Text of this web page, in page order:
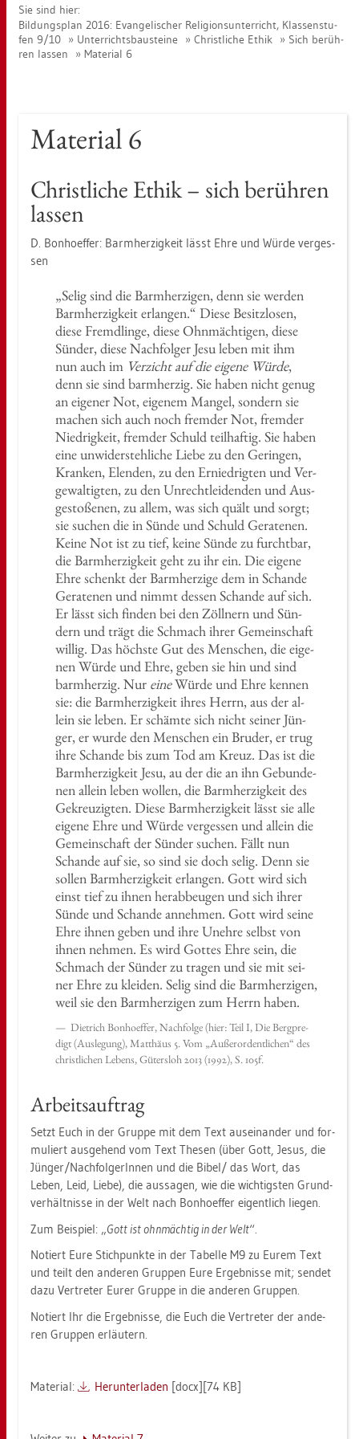
Sie sind hier:
Bil­dungs­plan 2016: Evan­ge­li­scher Re­li­gi­ons­un­ter­richt, Klas­sen­stu­
fen 9/10
Un­ter­richts­bau­stei­ne Christ­li­che Ethik
Sich be­rüh­
ren las­sen
Ma­te­ri­al 6
Ma­te­ri­al 6
Christ­li­che Ethik – sich be­rüh­ren
las­sen
D. Bon­hoef­fer: Barm­her­zig­keit lässt Ehre und Würde ver­ges­
sen
„Selig sind die Barm­her­zi­gen, denn sie wer­den
Barm­her­zig­keit er­lan­gen.“ Diese Be­sitz­lo­sen,
diese Fremd­lin­ge, diese Ohn­mäch­ti­gen, diese
Sün­der, diese Nach­fol­ger Jesu leben mit ihm
nun auch im Ver­zicht auf die ei­ge­ne Würde,
denn sie sind barm­her­zig. Sie haben nicht genug
an ei­ge­ner Not, ei­ge­nem Man­gel, son­dern sie
ma­chen sich auch noch frem­der Not, frem­der
Nied­rig­keit, frem­der Schuld teil­haf­tig. Sie haben
eine un­wi­der­steh­li­che Liebe zu den Ge­rin­gen,
Kran­ken, Elen­den, zu den Er­nied­rig­ten und Ver­
ge­wal­tig­ten, zu den Un­recht­lei­den­den und Aus­
ge­sto­ße­nen, zu allem, was sich quält und sorgt;
sie su­chen die in Sünde und Schuld Ge­ra­te­nen.
Keine Not ist zu tief, keine Sünde zu furcht­bar,
die Barm­her­zig­keit geht zu ihr ein. Die ei­ge­ne
Ehre schenkt der Barm­her­zi­ge dem in Schan­de
Ge­ra­te­nen und nimmt des­sen Schan­de auf sich.
Er lässt sich fin­den bei den Zöll­nern und Sün­
dern und trägt die Schmach ihrer Ge­mein­schaft
wil­lig. Das höchs­te Gut des Men­schen, die ei­ge­
nen Würde und Ehre, geben sie hin und sind
barm­her­zig. Nur eineWürde und Ehre ken­nen
sie: die Barm­her­zig­keit ihres Herrn, aus der al­
lein sie leben. Er schäm­te sich nicht sei­ner Jün­
ger, er wurde den Men­schen ein Bru­der, er trug
ihre Schan­de bis zum Tod am Kreuz. Das ist die
Barm­her­zig­keit Jesu, au der die an ihn Ge­bun­de­
nen al­lein leben wol­len, die Barm­her­zig­keit des
Ge­kreu­zig­ten. Diese Barm­her­zig­keit lässt sie alle
ei­ge­ne Ehre und Würde ver­ges­sen und al­lein die
Ge­mein­schaft der Sün­der su­chen. Fällt nun
Schan­de auf sie, so sind sie doch selig. Denn sie
sol­len Barm­her­zig­keit er­lan­gen. Gott wird sich
einst tief zu ihnen her­ab­beu­gen und sich ihrer
Sünde und Schan­de an­neh­men. Gott wird seine
Ehre ihnen geben und ihre Un­eh­re selbst von
ihnen neh­men. Es wird Got­tes Ehre sein, die
Schmach der Sün­der zu tra­gen und sie mit sei­
ner Ehre zu klei­den. Selig sind die Barm­her­zi­gen,
weil sie den Barm­her­zi­gen zum Herrn haben.
Diet­rich Bon­hoef­fer, Nach­fol­ge (hier: Teil I, Die Berg­pre­
digt (Aus­le­gung), Mat­thä­us 5. Vom „Au­ßer­or­dent­li­chen“ des
christ­li­chen Le­bens, Gü­ters­loh 2013 (1992), S. 105f.
Ar­beits­auf­trag
Setzt Euch in der Grup­pe mit dem Text aus­ein­an­der und for­
mu­liert aus­ge­hend vom Text The­sen (über Gott, Jesus, die
Jün­ger/Nach­fol­ge­rIn­nen und die Bibel/ das Wort, das
Leben, Leid, Liebe), die aus­sa­gen, wie die wich­tigs­ten Grund­
ver­hält­nis­se in der Welt nach Bon­hoef­fer ei­gent­lich lie­gen.
Zum Bei­spiel: „Gott ist ohn­mäch­tig in der Welt“.
No­tiert Eure Stich­punk­te in der Ta­bel­le M9 zu Eurem Text
und teilt den an­de­ren Grup­pen Eure Er­geb­nis­se mit; sen­det
dazu Ver­tre­ter Eurer Grup­pe in die an­de­ren Grup­pen.
No­tiert Ihr die Er­geb­nis­se, die Euch die Ver­tre­ter der an­de­
ren Grup­pen er­läu­tern.
Ma­te­ri­al: Her­un­ter­la­den [docx][74 KB]